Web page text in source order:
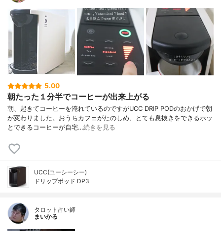
5.00
朝たった１分半でコーヒーが出来上がる
朝、起きてコーヒーを淹れているのですがUCC DRIP PODのおかげで朝
が変わりました。おうちカフェがたのしめ、とても息抜きをできるホッ
とできるコーヒーが自宅…続きを見る
UCC(ユーシーシー)
ドリップポッド DP3
タロット占い師
まいかる